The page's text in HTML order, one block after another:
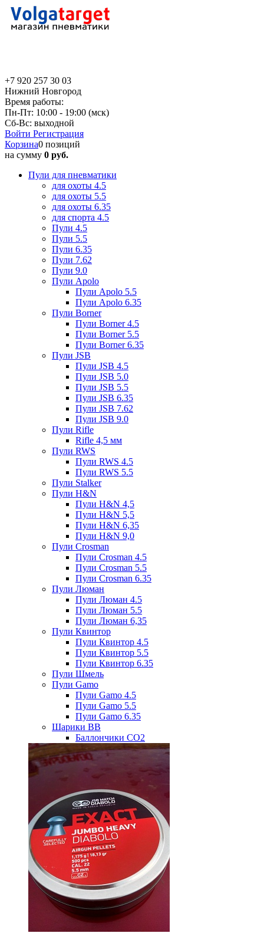
+7 920 257 30 03
Нижний Новгород
Время работы:
Пн-Пт: 10:00 - 19:00 (мск)
Сб-Вс: выходной
Войти Регистрация
Корзина0 позиций
на сумму 0 руб.
Пули для пневматики
для охоты 4.5
для охоты 5.5
для охоты 6.35
для спорта 4.5
Пули 4.5
Пули 5.5
Пули 6.35
Пули 7.62
Пули 9.0
Пули Apolo
Пули Apolo 5.5
Пули Apolo 6.35
Пули Borner
Пули Borner 4.5
Пули Borner 5.5
Пули Borner 6.35
Пули JSB
Пули JSB 4.5
Пули JSB 5.0
Пули JSB 5.5
Пули JSB 6.35
Пули JSB 7.62
Пули JSB 9.0
Пули Rifle
Rifle 4,5 мм
Пули RWS
Пули RWS 4.5
Пули RWS 5.5
Пули Stalker
Пули H&N
Пули H&N 4,5
Пули H&N 5,5
Пули H&N 6,35
Пули H&N 9,0
Пули Crosman
Пули Crosman 4.5
Пули Crosman 5.5
Пули Crosman 6.35
Пули Люман
Пули Люман 4.5
Пули Люман 5.5
Пули Люман 6,35
Пули Квинтор
Пули Квинтор 4.5
Пули Квинтор 5.5
Пули Квинтор 6.35
Пули Шмель
Пули Gamo
Пули Gamo 4.5
Пули Gamo 5.5
Пули Gamo 6.35
Шарики BB
Баллончики CO2